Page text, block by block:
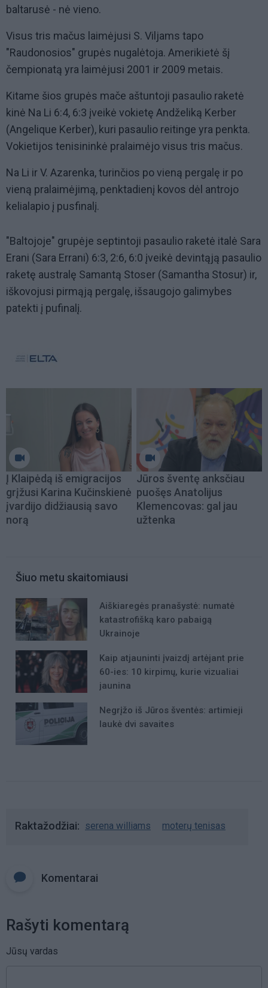
baltarusė - nė vieno.
Visus tris mačus laimėjusi S. Viljams tapo
"Raudonosios" grupės nugalėtoja. Amerikietė šį
čempionatą yra laimėjusi 2001 ir 2009 metais.
Kitame šios grupės mače aštuntoji pasaulio raketė
kinė Na Li 6:4, 6:3 įveikė vokietę Andželiką Kerber
(Angelique Kerber), kuri pasaulio reitinge yra penkta.
Vokietijos tenisininkė pralaimėjo visus tris mačus.
Na Li ir V. Azarenka, turinčios po vieną pergalę ir po
vieną pralaimėjimą, penktadienį kovos dėl antrojo
kelialapio į pusfinalį.
"Baltojoje" grupėje septintoji pasaulio raketė italė Sara
Erani (Sara Errani) 6:3, 2:6, 6:0 įveikė devintąją pasaulio
raketę australę Samantą Stoser (Samantha Stosur) ir,
iškovojusi pirmąją pergalę, išsaugojo galimybes
patekti į pufinalį.
Į Klaipėdą iš emigracijos
grįžusi Karina Kučinskienė
įvardijo didžiausią savo
norą
Jūros šventę anksčiau
puošęs Anatolijus
Klemencovas: gal jau
užtenka
Šiuo metu skaitomiausi
Aiškiaregės pranašystė: numatė
katastrofišką karo pabaigą
Ukrainoje
Kaip atjauninti įvaizdį artėjant prie
60-ies: 10 kirpimų, kurie vizualiai
jaunina
Negrįžo iš Jūros šventės: artimieji
laukė dvi savaites
Raktažodžiai serena williams moterų tenisas
Komentarai
Rašyti komentarą
Jūsų vardas